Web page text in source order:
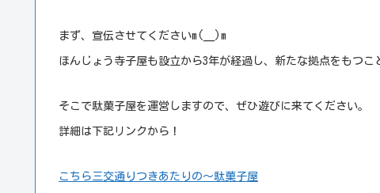
まず、宣伝させてくださいm(__)m
ほんじょう寺子屋も設立から3年が経過し、新たな拠点をもつこ
そこで駄菓子屋を運営しますので、ぜひ遊びに来てください。
詳細は下記リンクから！
こちら三交通りつきあたりの～駄菓子屋